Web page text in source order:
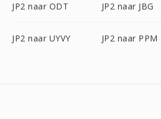
JP2 naar ODT JP2 naar JBG
JP2 naar UYVY JP2 naar PPM